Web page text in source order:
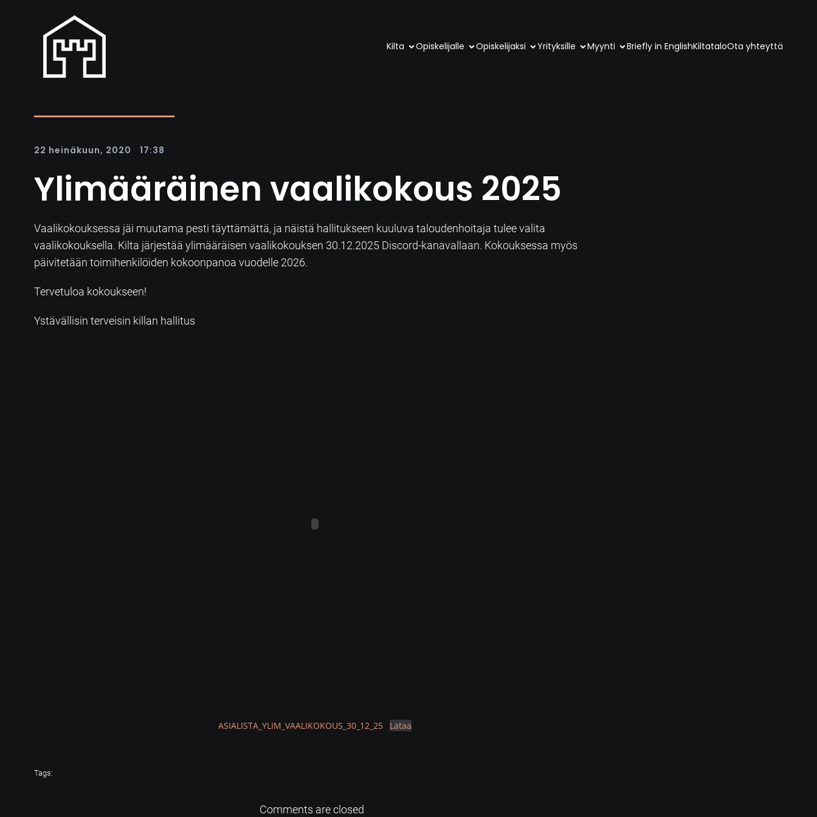
Kilta Opiskelijalle Opiskelijaksi Yrityksille Myynti Briefly in EnglishKiltataloOta yhteyttä
22 heinäkuun, 2020 17:38
Ylimääräinen vaalikokous 2025
Vaalikokouksessa jäi muutama pesti täyttämättä, ja näistä hallitukseen kuuluva taloudenhoitaja tulee valita
vaalikokouksella. Kilta järjestää ylimääräisen vaalikokouksen 30.12.2025 Discord-kanavallaan. Kokouksessa myös
päivitetään toimihenkilöiden kokoonpanoa vuodelle 2026.
Tervetuloa kokoukseen!
Ystävällisin terveisin killan hallitus
ASIALISTA_YLIM_VAALIKOKOUS_30_12_25 Lataa
Tags:
Comments are closed